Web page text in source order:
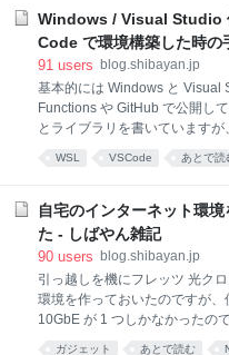
す。予想通り便利でした。
deployment - GitHub Docs こ
を使っていて、デプロイに特化
GitHub Actions への移行はこ
は難しいと思っていました。 一
Windows / Visual Studio
Code で環境構築した時の
91 users blog.shibayan.jp
基本的には Windows と Visual
Functions や GitHub で公開し
とライブラリを書いていますが
を書く必要がちょいちょい出て
して WSL 2 の環境を構築して
ので、Windows 上での開発は
にも個人的に PR を投げている
Azure も Windows 上では一部
環境構築系はメモっておかな
分が必要な範囲で手順を残し
環境構築 Visual Studio Cod
WSL VSCode あとで読
自宅のインターネット環
た - しばやん雑記
90 users blog.shibayan.jp
引っ越しを機にフレッツ 光ク
環境を作っておいたのですが
10GbE が 1 つしかなかったの
限で使わざるを得ませんでした
ガジェット あとで読む